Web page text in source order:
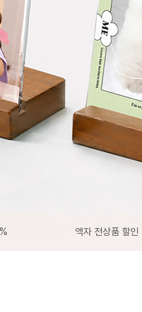
액자 전상품 할인